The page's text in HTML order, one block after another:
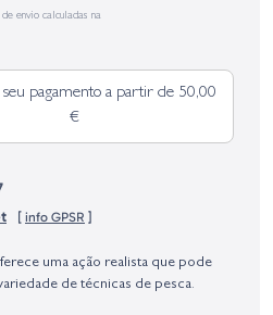
envio calculadas na
seu pagamento a partir de 50,00
€
[ info GPSR ]
conforme requerido no Regulamento
(GPSR):
uma ação realista que pode
de técnicas de pesca.